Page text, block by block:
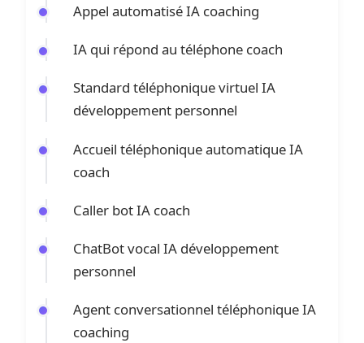
Appel automatisé IA coaching
IA qui répond au téléphone coach
Standard téléphonique virtuel IA
développement personnel
Accueil téléphonique automatique IA
coach
Caller bot IA coach
ChatBot vocal IA développement
personnel
Agent conversationnel téléphonique IA
coaching